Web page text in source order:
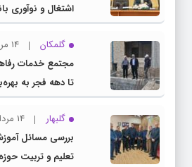
اشتغال و نوآوری
گلمکان
14 مرداد 1405
مجتمع خدمات
تا دهه فجر به
گلبهار
14 مرداد 1405
بررسی مسائل
تعلیم و تربیت